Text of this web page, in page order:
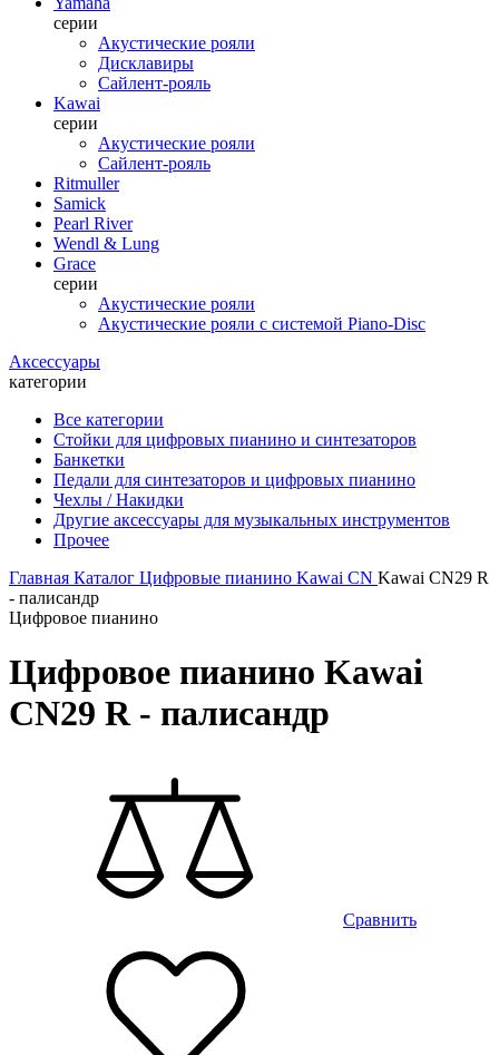
серии
Акустические рояли
Дисклавиры
Сайлент-рояль
Kawai
серии
Акустические рояли
Сайлент-рояль
Ritmuller
Samick
Pearl River
Wendl & Lung
Grace
серии
Акустические рояли
Акустические рояли с системой Piano-Disc
Аксессуары
категории
Все категории
Стойки для цифровых пианино и синтезаторов
Банкетки
Педали для синтезаторов и цифровых пианино
Чехлы / Накидки
Другие аксессуары для музыкальных инструментов
Прочее
Главная Каталог Цифровые пианино Kawai CN Kawai CN29 R
- палисандр
Цифровое пианино
Цифровое пианино Kawai
CN29 R - палисандр
Сравнить